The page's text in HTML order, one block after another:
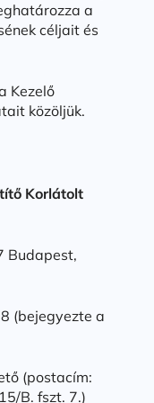
a
céljait és
Kezelő
közöljük.
Korlátolt
Budapest,
(bejegyezte a
(postacím:
B. fszt. 7.)